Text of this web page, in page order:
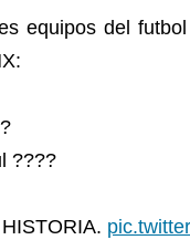
equipos del
????